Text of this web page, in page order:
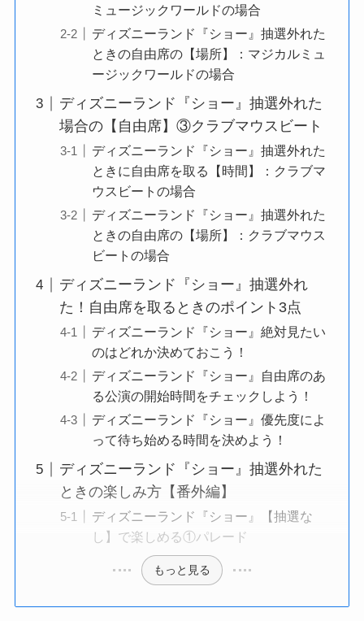
ミュージックワールドの場合
ディズニーランド『ショー』抽選外れた
ときの自由席の【場所】：マジカルミュ
ージックワールドの場合
ディズニーランド『ショー』抽選外れた
場合の【自由席】③クラブマウスビート
ディズニーランド『ショー』抽選外れた
ときに自由席を取る【時間】：クラブマ
ウスビートの場合
ディズニーランド『ショー』抽選外れた
ときの自由席の【場所】：クラブマウス
ビートの場合
ディズニーランド『ショー』抽選外れ
た！自由席を取るときのポイント3点
ディズニーランド『ショー』絶対見たい
のはどれか決めておこう！
ディズニーランド『ショー』自由席のあ
る公演の開始時間をチェックしよう！
ディズニーランド『ショー』優先度によ
って待ち始める時間を決めよう！
ディズニーランド『ショー』抽選外れた
ときの楽しみ方【番外編】
ディズニーランド『ショー』【抽選な
し】で楽しめる①パレード
もっと見る